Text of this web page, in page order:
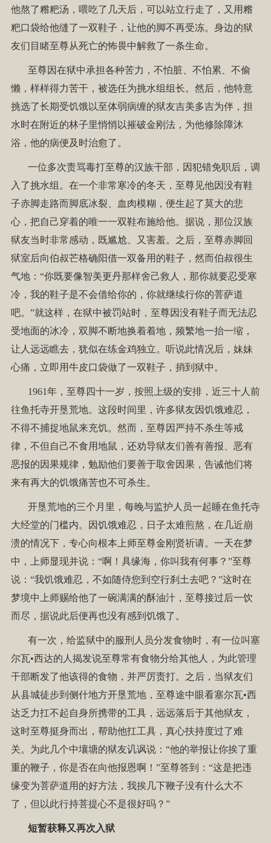
他熬了糌粑汤，喂吃了几天后，可以站立行走了，又用糌
粑口袋给他缝了一双鞋子，让他的脚不再受冻。身边的狱
友们目睹至尊从死亡的怖畏中解救了一条生命。
至尊因在狱中承担各种苦力，不怕脏、不怕累、不偷
懒，样样得力苦干，被选任为挑水组组长。然后，他特意
挑选了长期受饥饿以至体弱病缠的狱友吉美多吉为伴，担
水时在附近的林子里悄悄以摧破金刚法，为他修除障沐
浴，他的病便及时治愈了。
一位多次责骂毒打至尊的汉族干部，因犯错免职后，调
入了挑水组。在一个非常寒冷的冬天，至尊见他因没有鞋
子赤脚走路而脚底冰裂、血肉模糊，便生起了莫大的悲
心，把自己穿着的唯一一双鞋布施给他。据说，那位汉族
狱友当时非常感动，既尴尬、又害羞。之后，至尊赤脚回
狱室后向伯叔芒格确阳借一双备用的鞋子，然而伯叔很生
气地：“你既要像智美更丹那样舍己救人，那你就要忍受寒
冷，我的鞋子是不会借给你的，你就继续行你的菩萨道
吧。”就这样，在狱中被罚站时，至尊因没有鞋子而无法忍
受地面的冰冷，双脚不断地换着着地，频繁地一抬一缩，
让人远远瞧去，犹似在练金鸡独立。听说此情况后，妹妹
心痛，立即用牛皮口袋做了一双鞋子，捎到狱中。
1961年，至尊四十一岁，按照上级的安排，近三十人前
往鱼托寺开垦荒地。这段时间里，许多狱友因饥饿难忍，
不得不捕捉地鼠来充饥。然而，至尊因严持不杀生等戒
律，不但自己不食用地鼠，还劝导狱友们善有善报、恶有
恶报的因果规律，勉励他们要善于取舍因果，告诫他们将
来有再大的饥饿痛苦也不可杀生。
开垦荒地的三个月里，每晚与监护人员一起睡在鱼托寺
大经堂的门槛内。因饥饿难忍，日子太难煎熬，在几近崩
溃的情况下，专心向根本上师至尊金刚贤祈请。一天在梦
中，上师显现并说：“啊！具缘海，你叫我有何事？”至尊
说：“我饥饿难忍，不如随侍您到空行刹土去吧？”这时在
梦境中上师赐给他了一碗满满的酥油汁，至尊接过后一饮
而尽，据说此后便再也没有感到饥饿了。
有一次，给监狱中的服刑人员分发食物时，有一位叫塞
尔瓦•西达的人揭发说至尊常有食物分给其他人，为此管理
干部断发了他该得的食物，并严厉责打。之后，当狱友们
从县城徒步到侧什地方开垦荒地，至尊途中眼看塞尔瓦•西
达乏力扛不起自身所携带的工具，远远落后于其他狱友，
这时至尊挺身而出，帮助他扛工具，真心扶持度过了难
关。为此几个中壤塘的狱友讥讽说：“他的举报让你挨了重
重的鞭子，你是否在向他报恩啊！”至尊答到：“这是把违
缘变为菩萨道用的好方法，我挨几下鞭子没有什么大不
了，但以此行持菩提心不是很好吗？”
短暂获释又再次入狱